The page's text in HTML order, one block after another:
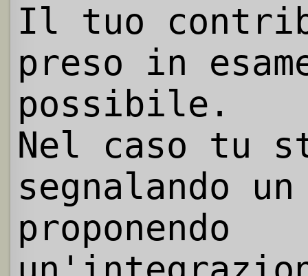
Il tuo
preso in
possibile.
Nel caso tu
segnalando
proponendo